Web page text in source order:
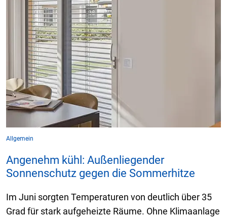
Allgemein
Angenehm kühl: Außenliegender
Sonnenschutz gegen die Sommerhitze
Im Juni sorgten Temperaturen von deutlich über 35
Grad für stark aufgeheizte Räume. Ohne Klimaanlage